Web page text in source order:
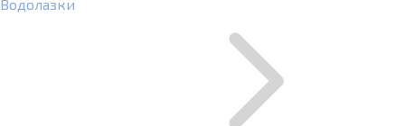
Водолазки